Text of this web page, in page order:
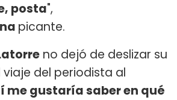
posta",
picante.
no dejó de deslizar su
del periodista al
me gustaría saber en qué